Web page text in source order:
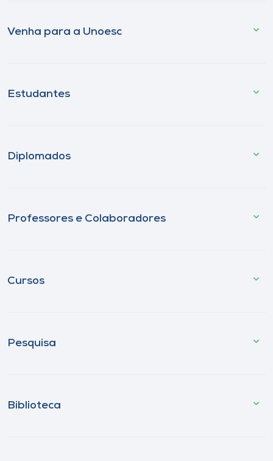
Venha para a Unoesc
Estudantes
Diplomados
Professores e Colaboradores
Cursos
Pesquisa
Biblioteca